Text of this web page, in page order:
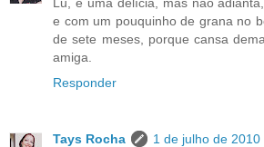
e com um pouquinho de grana no
de sete meses, porque cansa
amiga.
Responder
Tays Rocha
1 de julho de 2010